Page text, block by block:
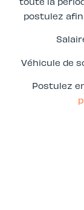
postulez
Véhicule de
Postulez